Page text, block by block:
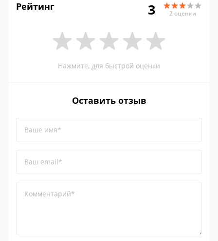
Рейтинг 3 2 оценки
Нажмите, для быстрой оценки
Оставить отзыв
Ваше имя*
Ваш email*
Комментарий*